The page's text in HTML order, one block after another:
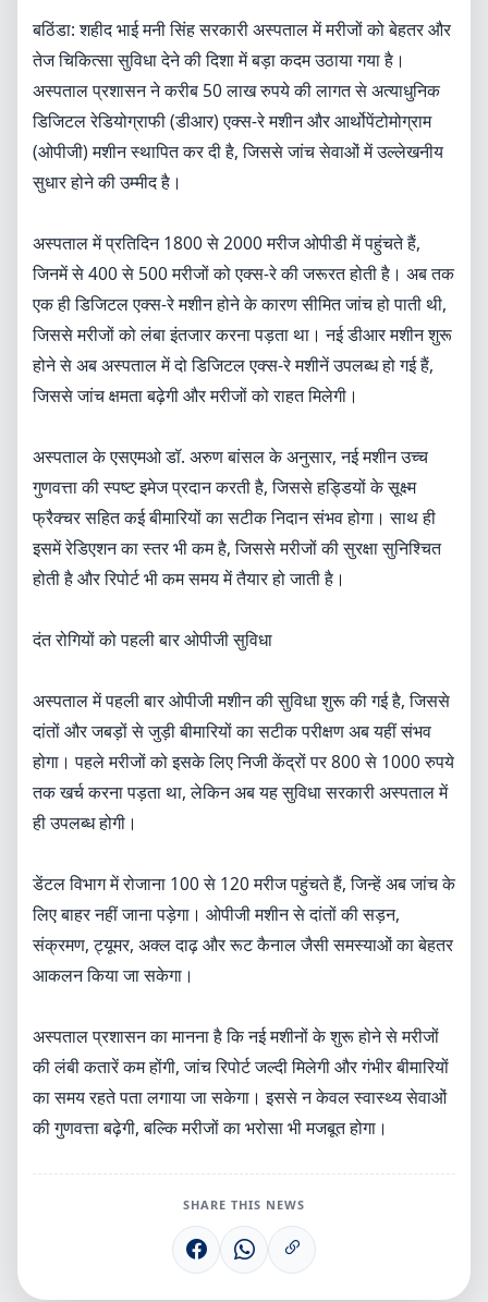
बठिंडा: शहीद भाई मनी सिंह सरकारी अस्पताल में मरीजों को बेहतर और
तेज चिकित्सा सुविधा देने की दिशा में बड़ा कदम उठाया गया है।
अस्पताल प्रशासन ने करीब 50 लाख रुपये की लागत से अत्याधुनिक
डिजिटल रेडियोग्राफी (डीआर) एक्स-रे मशीन और आर्थोपेंटोमोग्राम
(ओपीजी) मशीन स्थापित कर दी है, जिससे जांच सेवाओं में उल्लेखनीय
सुधार होने की उम्मीद है।
अस्पताल में प्रतिदिन 1800 से 2000 मरीज ओपीडी में पहुंचते हैं,
जिनमें से 400 से 500 मरीजों को एक्स-रे की जरूरत होती है। अब तक
एक ही डिजिटल एक्स-रे मशीन होने के कारण सीमित जांच हो पाती थी,
जिससे मरीजों को लंबा इंतजार करना पड़ता था। नई डीआर मशीन शुरू
होने से अब अस्पताल में दो डिजिटल एक्स-रे मशीनें उपलब्ध हो गई हैं,
जिससे जांच क्षमता बढ़ेगी और मरीजों को राहत मिलेगी।
अस्पताल के एसएमओ डॉ. अरुण बांसल के अनुसार, नई मशीन उच्च
गुणवत्ता की स्पष्ट इमेज प्रदान करती है, जिससे हड्डियों के सूक्ष्म
फ्रैक्चर सहित कई बीमारियों का सटीक निदान संभव होगा। साथ ही
इसमें रेडिएशन का स्तर भी कम है, जिससे मरीजों की सुरक्षा सुनिश्चित
होती है और रिपोर्ट भी कम समय में तैयार हो जाती है।
दंत रोगियों को पहली बार ओपीजी सुविधा
अस्पताल में पहली बार ओपीजी मशीन की सुविधा शुरू की गई है, जिससे
दांतों और जबड़ों से जुड़ी बीमारियों का सटीक परीक्षण अब यहीं संभव
होगा। पहले मरीजों को इसके लिए निजी केंद्रों पर 800 से 1000 रुपये
तक खर्च करना पड़ता था, लेकिन अब यह सुविधा सरकारी अस्पताल में
ही उपलब्ध होगी।
डेंटल विभाग में रोजाना 100 से 120 मरीज पहुंचते हैं, जिन्हें अब जांच के
लिए बाहर नहीं जाना पड़ेगा। ओपीजी मशीन से दांतों की सड़न,
संक्रमण, ट्यूमर, अक्ल दाढ़ और रूट कैनाल जैसी समस्याओं का बेहतर
आकलन किया जा सकेगा।
अस्पताल प्रशासन का मानना है कि नई मशीनों के शुरू होने से मरीजों
की लंबी कतारें कम होंगी, जांच रिपोर्ट जल्दी मिलेगी और गंभीर बीमारियों
का समय रहते पता लगाया जा सकेगा। इससे न केवल स्वास्थ्य सेवाओं
की गुणवत्ता बढ़ेगी, बल्कि मरीजों का भरोसा भी मजबूत होगा।
SHARE THIS NEWS